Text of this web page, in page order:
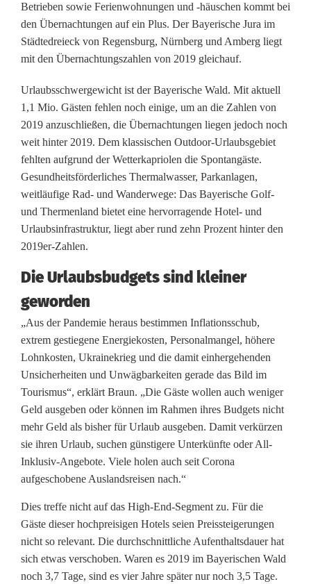
k
ä
m
p
f
t
i
m
m
e
r
n
o
c
h
m
i
t
F
o
l
g
Betrieben sowie Ferienwohnungen und -häuschen kommt bei
den Übernachtungen auf ein Plus. Der Bayerische Jura im
Städtedreieck von Regensburg, Nürnberg und Amberg liegt
mit den Übernachtungszahlen von 2019 gleichauf.
Urlaubsschwergewicht ist der Bayerische Wald. Mit aktuell
1,1 Mio. Gästen fehlen noch einige, um an die Zahlen von
2019 anzuschließen, die Übernachtungen liegen jedoch noch
weit hinter 2019. Dem klassischen Outdoor-Urlaubsgebiet
fehlten aufgrund der Wetterkapriolen die Spontangäste.
Gesundheitsförderliches Thermalwasser, Parkanlagen,
weitläufige Rad- und Wanderwege: Das Bayerische Golf-
und Thermenland bietet eine hervorragende Hotel- und
Urlaubsinfrastruktur, liegt aber rund zehn Prozent hinter den
2019er-Zahlen.
Die Urlaubsbudgets sind kleiner
geworden
„Aus der Pandemie heraus bestimmen Inflationsschub,
extrem gestiegene Energiekosten, Personalmangel, höhere
Lohnkosten, Ukrainekrieg und die damit einhergehenden
Unsicherheiten und Unwägbarkeiten gerade das Bild im
Tourismus“, erklärt Braun. „Die Gäste wollen auch weniger
Geld ausgeben oder können im Rahmen ihres Budgets nicht
mehr Geld als bisher für Urlaub ausgeben. Damit verkürzen
sie ihren Urlaub, suchen günstigere Unterkünfte oder All-
Inklusiv-Angebote. Viele holen auch seit Corona
aufgeschobene Auslandsreisen nach.“
Dies treffe nicht auf das High-End-Segment zu. Für die
Gäste dieser hochpreisigen Hotels seien Preissteigerungen
nicht so relevant. Die durchschnittliche Aufenthaltsdauer hat
sich etwas verschoben. Waren es 2019 im Bayerischen Wald
noch 3,7 Tage, sind es vier Jahre später nur noch 3,5 Tage.